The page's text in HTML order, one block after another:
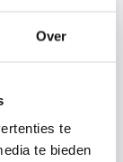
Over
te
te bieden
ons
en
plant of
We